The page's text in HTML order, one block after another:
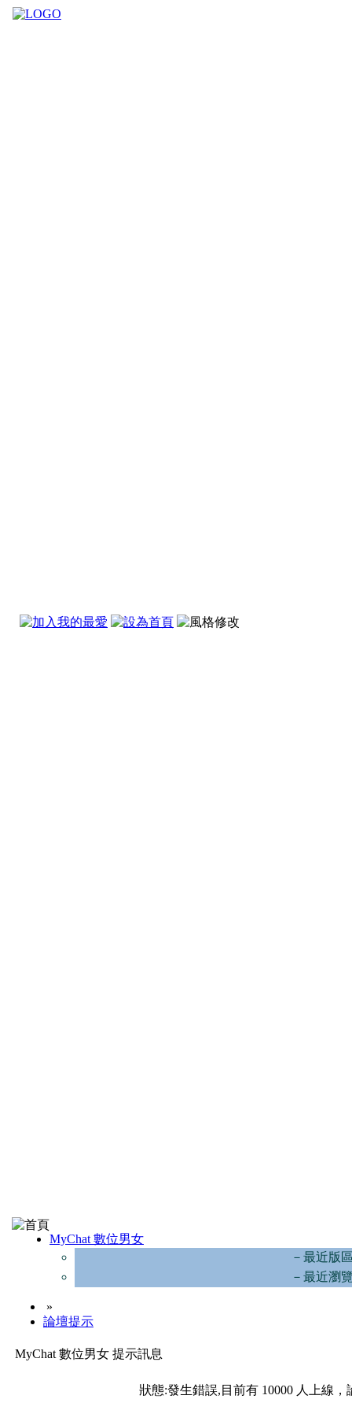
MyChat 數位男女
－最近版
－最近瀏
»
論壇提示
MyChat 數位男女 提示訊息
狀態:發生錯誤,目前有 10000 人上線